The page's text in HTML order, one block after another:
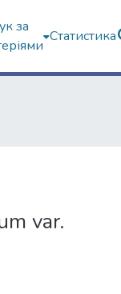
за
Статистика
var.